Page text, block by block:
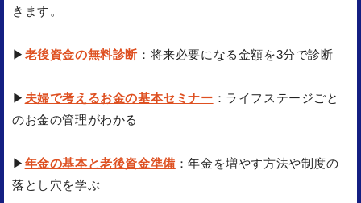
きます。
▶ 老後資金の無料診断 ：将来必要になる金額を3分で診断
▶ 夫婦で考えるお金の基本セミナー ：ライフステージごと
のお金の管理がわかる
▶ 年金の基本と老後資金準備 ：年金を増やす方法や制度の
落とし穴を学ぶ